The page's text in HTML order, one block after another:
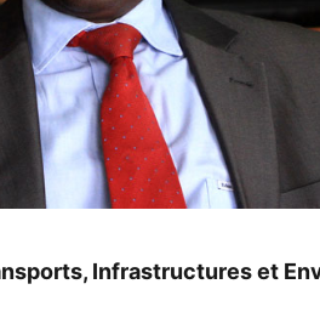
Infrastructures et